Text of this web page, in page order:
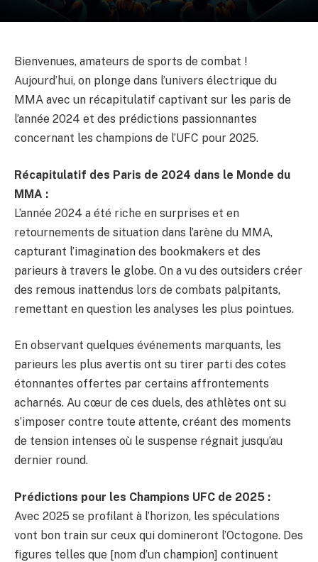
Bienvenues, amateurs de sports de combat !
Aujourd’hui, on plonge dans l’univers électrique du
MMA avec un récapitulatif captivant sur les paris de
l’année 2024 et des prédictions passionnantes
concernant les champions de l’UFC pour 2025.
Récapitulatif des Paris de 2024 dans le Monde du
MMA :
L’année 2024 a été riche en surprises et en
retournements de situation dans l’arène du MMA,
capturant l’imagination des bookmakers et des
parieurs à travers le globe. On a vu des outsiders créer
des remous inattendus lors de combats palpitants,
remettant en question les analyses les plus pointues.
En observant quelques événements marquants, les
parieurs les plus avertis ont su tirer parti des cotes
étonnantes offertes par certains affrontements
acharnés. Au cœur de ces duels, des athlètes ont su
s’imposer contre toute attente, créant des moments
de tension intenses où le suspense régnait jusqu’au
dernier round.
Prédictions pour les Champions UFC de 2025 :
Avec 2025 se profilant à l’horizon, les spéculations
vont bon train sur ceux qui domineront l’Octogone. Des
figures telles que [nom d’un champion] continuent